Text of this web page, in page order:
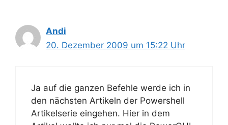
Andi
20. Dezember 2009 um 15:22 Uhr
Ja auf die ganzen Befehle werde ich in
den nächsten Artikeln der Powershell
Artikelserie eingehen. Hier in dem